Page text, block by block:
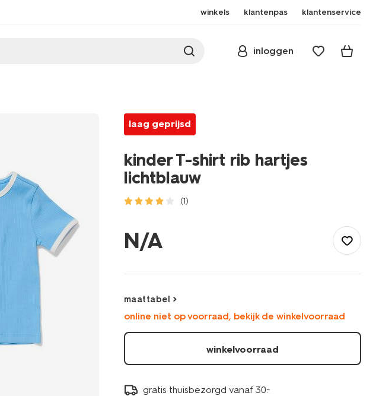
winkels klantenpas klantenservice
inloggen
laag geprijsd
kinder T-shirt rib hartjes
lichtblauw
(1)
shirts-
blouses/kinder-
hartjes-
lichtblauw-
30827338LIGHTBLUE.html
N/A
maattabel
online niet op voorraad, bekijk de winkelvoorraad
winkelvoorraad
gratis thuisbezorgd vanaf 30.-